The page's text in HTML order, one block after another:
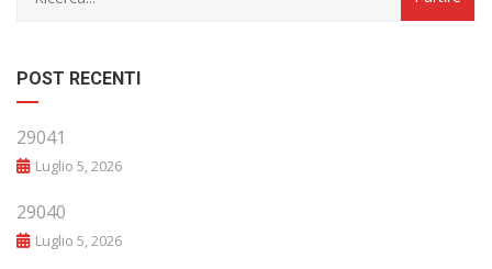
POST RECENTI
29041
Luglio 5, 2026
29040
Luglio 5, 2026